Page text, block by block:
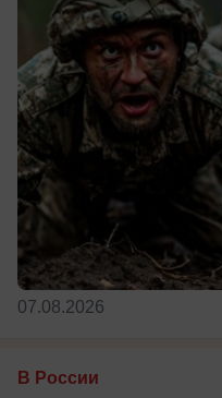
07.08.2026
В России